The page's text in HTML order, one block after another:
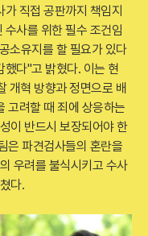
직접 공판까지 책임지
사를 위한 필수 조건임
소유지를 할 필요가 있다
했다"고 밝혔다. 이는 현
개혁 방향과 정면으로 배
고려할 때 죄에 상응하는
이 반드시 보장되어야 한
은 파견검사들의 혼란을
우려를 불식시키고 수사
다.